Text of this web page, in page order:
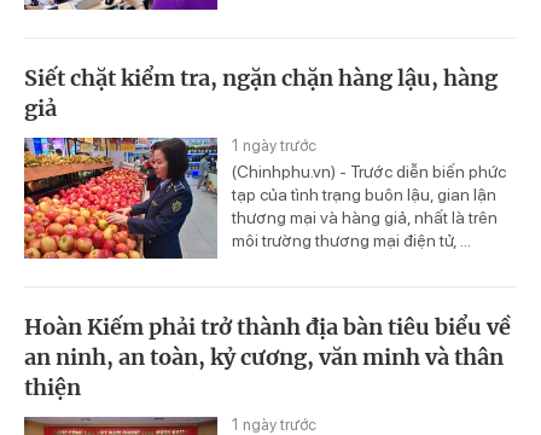
Siết chặt kiểm tra, ngặn chặn hàng lậu, hàng
giả
1 ngày trước
(Chinhphu.vn) - Trước diễn biến phức
tạp của tình trạng buôn lậu, gian lận
thương mại và hàng giả, nhất là trên
môi trường thương mại điện tử, ...
Hoàn Kiếm phải trở thành địa bàn tiêu biểu về
an ninh, an toàn, kỷ cương, văn minh và thân
thiện
1 ngày trước